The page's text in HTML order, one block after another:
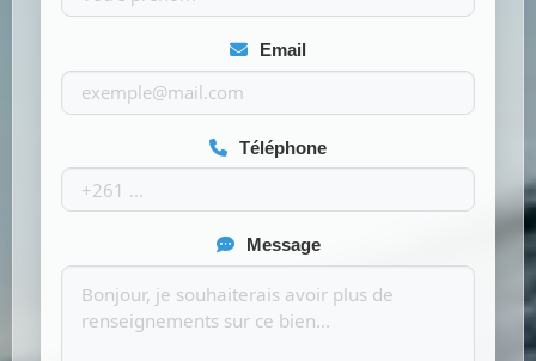
Email
Téléphone
Message